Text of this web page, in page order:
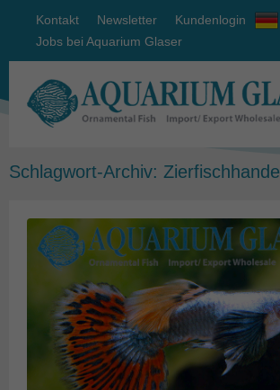
Kontakt Newsletter
Kundenlogin
Jobs bei Aquarium Glaser
Schlagwort-Archiv: Zierfischhandel